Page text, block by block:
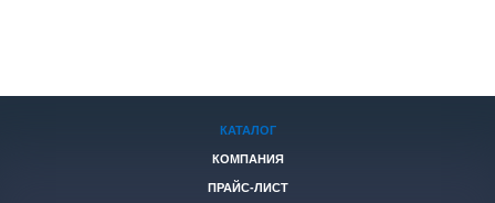
КАТАЛОГ
КОМПАНИЯ
ПРАЙС-ЛИСТ